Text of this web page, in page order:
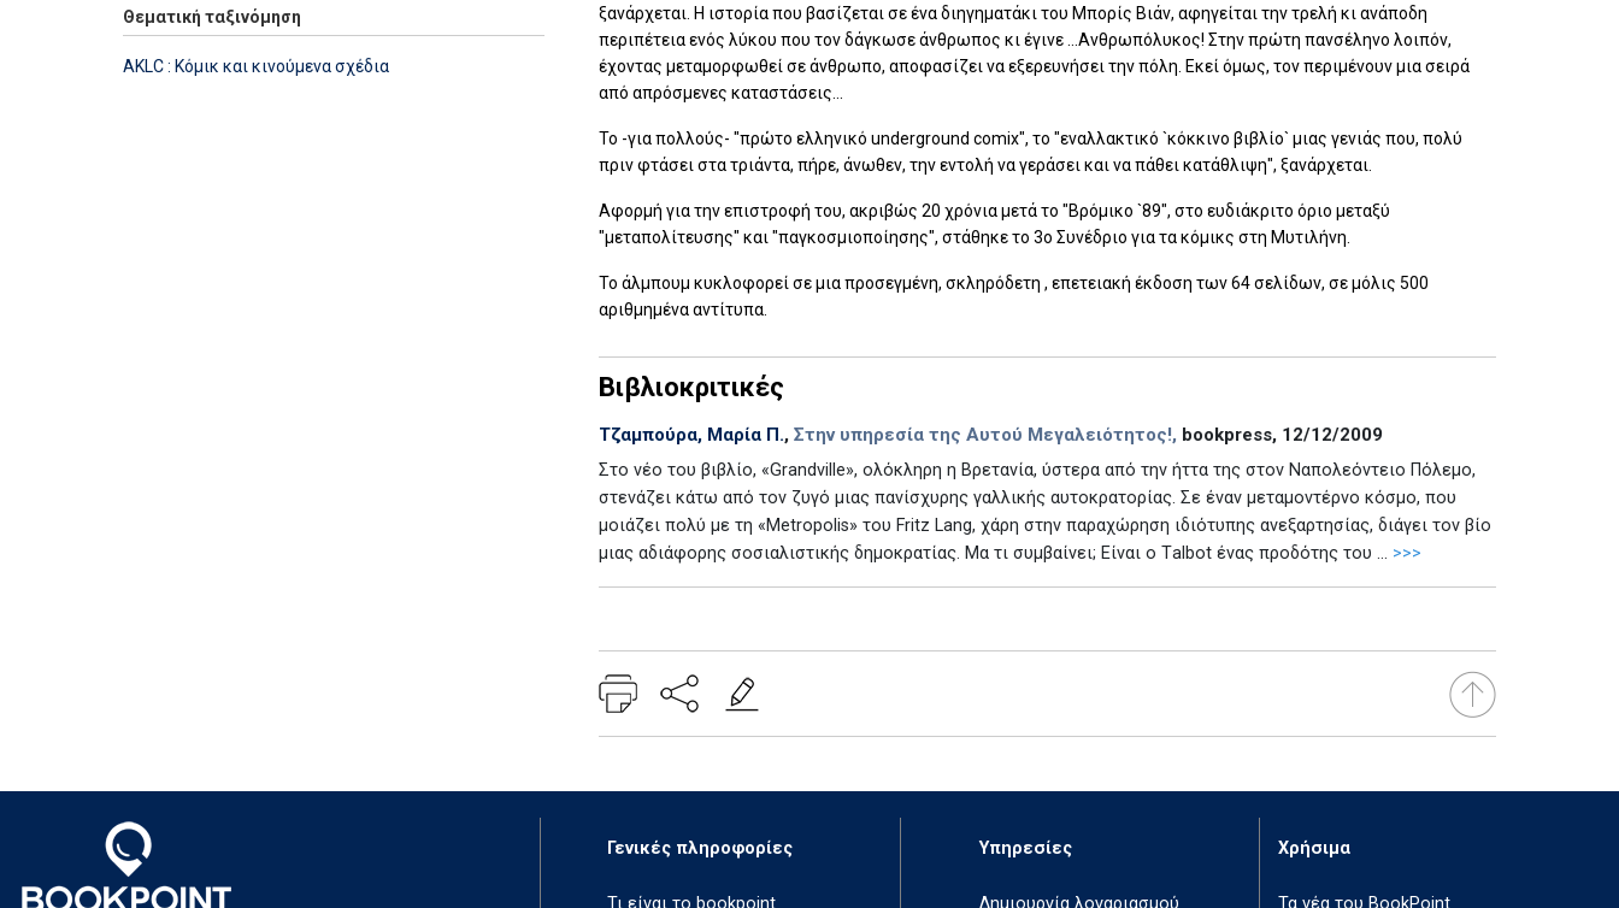
Θεματική ταξινόμηση
AKLC : Κόμικ και κινούμενα σχέδια
ξανάρχεται. Η ιστορία που βασίζεται σε ένα διηγηματάκι του Μπορίς Βιάν, αφηγείται την τρελή κι ανάποδη
περιπέτεια ενός λύκου που τον δάγκωσε άνθρωπος κι έγινε ...Ανθρωπόλυκος! Στην πρώτη πανσέληνο λοιπόν,
έχοντας μεταμορφωθεί σε άνθρωπο, αποφασίζει να εξερευνήσει την πόλη. Εκεί όμως, τον περιμένουν μια σειρά
από απρόσμενες καταστάσεις...
Το -για πολλούς- "πρώτο ελληνικό underground comix", το "εναλλακτικό `κόκκινο βιβλίο` μιας γενιάς που, πολύ
πριν φτάσει στα τριάντα, πήρε, άνωθεν, την εντολή να γεράσει και να πάθει κατάθλιψη", ξανάρχεται.
Αφορμή για την επιστροφή του, ακριβώς 20 χρόνια μετά το "Βρόμικο `89", στο ευδιάκριτο όριο μεταξύ
"μεταπολίτευσης" και "παγκοσμιοποίησης", στάθηκε το 3ο Συνέδριο για τα κόμικς στη Μυτιλήνη.
Το άλμπουμ κυκλοφορεί σε μια προσεγμένη, σκληρόδετη , επετειακή έκδοση των 64 σελίδων, σε μόλις 500
αριθμημένα αντίτυπα.
Βιβλιοκριτικές
Τζαμπούρα, Μαρία Π., Στην υπηρεσία της Αυτού Μεγαλειότητος!, bookpress, 12/12/2009
Στο νέο του βιβλίο, «Grandville», ολόκληρη η Βρετανία, ύστερα από την ήττα της στον Ναπολεόντειο Πόλεμο,
στενάζει κάτω από τον ζυγό μιας πανίσχυρης γαλλικής αυτοκρατορίας. Σε έναν μεταμοντέρνο κόσμο, που
μοιάζει πολύ με τη «Μetropolis» του Fritz Lang, χάρη στην παραχώρηση ιδιότυπης ανεξαρτησίας, διάγει τον βίο
μιας αδιάφορης σοσιαλιστικής δημοκρατίας. Μα τι συμβαίνει; Είναι ο Τalbot ένας προδότης του ... >>>
Γενικές πληροφορίες
Τι είναι το bookpoint
Υπηρεσίες
Δημιουργία λογαριασμού
Χρήσιμα
Τα νέα του BookPoint